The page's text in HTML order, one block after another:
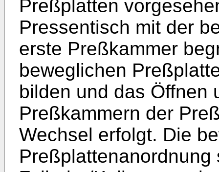
Preßplatten
Pressentisch mit der
erste Preßkammer
beweglichen
bilden und das Öffnen
Preßkammern der
Wechsel erfolgt. Die
Preßplattenanordnung